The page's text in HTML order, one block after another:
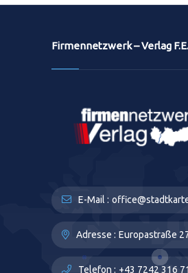
Firmennetzwerk – Verlag
E-Mail :
Adresse : Europastraße
Telefon : +43 7242 316